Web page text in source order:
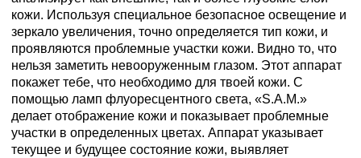
кожи. Используя специальное безопасное освещение и
зеркало увеличения, точно определяется тип кожи, и
проявляются проблемные участки кожи. Видно то, что
нельзя заметить невооруженным глазом. Этот аппарат
покажет тебе, что необходимо для твоей кожи. С
помощью ламп флуоресцентного света, «S.A.M.»
делает отображение кожи и показывает проблемные
участки в определенных цветах. Аппарат указывает
текущее и будущее состояние кожи, выявляет